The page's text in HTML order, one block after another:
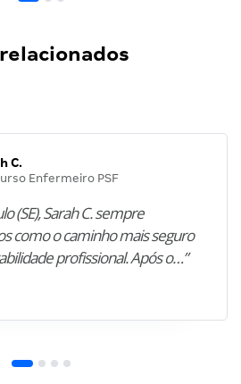
C.
Enfermeiro PSF
(SE), Sarah C. sempre
como o caminho mais seguro
profissional. Após o…”